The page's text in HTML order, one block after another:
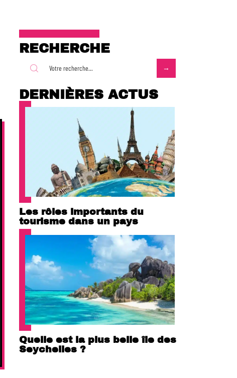
RECHERCHE
DERNIÈRES ACTUS
Les rôles importants du
tourisme dans un pays
Quelle est la plus belle île des
Seychelles ?